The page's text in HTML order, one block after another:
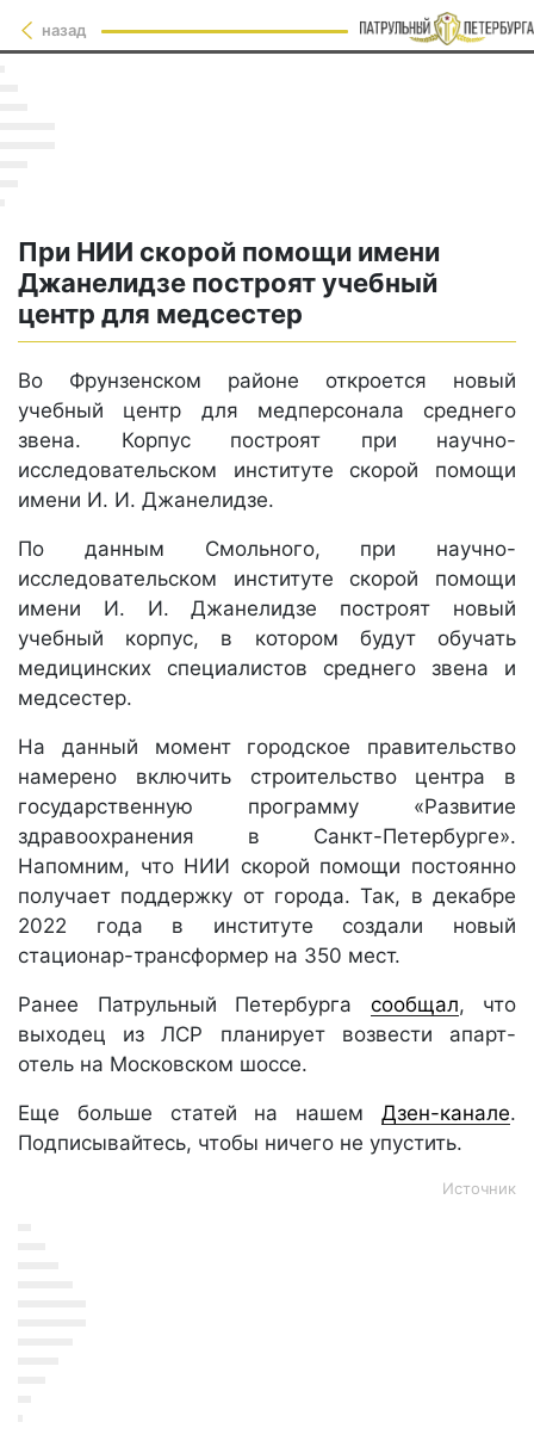
назад
При НИИ скорой помощи имени
Джанелидзе построят учебный
центр для медсестер
Во Фрунзенском районе откроется новый
учебный центр для медперсонала среднего
звена. Корпус построят при научно-
исследовательском институте скорой помощи
имени И. И. Джанелидзе.
По данным Смольного, при научно-
исследовательском институте скорой помощи
имени И. И. Джанелидзе построят новый
учебный корпус, в котором будут обучать
медицинских специалистов среднего звена и
медсестер.
На данный момент городское правительство
намерено включить строительство центра в
государственную программу «Развитие
здравоохранения в Санкт-Петербурге».
Напомним, что НИИ скорой помощи постоянно
получает поддержку от города. Так, в декабре
2022 года в институте создали новый
стационар-трансформер на 350 мест.
Ранее Патрульный Петербурга сообщал, что
выходец из ЛСР планирует возвести апарт-
отель на Московском шоссе.
Еще больше статей на нашем Дзен-канале.
Подписывайтесь, чтобы ничего не упустить.
Источник